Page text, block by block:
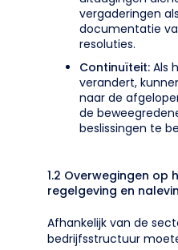
vergaderingen
documentatie
resoluties.
Continuïteit: Als
verandert,
naar de
de
beslissingen te
1.2 Overwegingen op
regelgeving en
Afhankelijk van de
bedrijfsstructuur